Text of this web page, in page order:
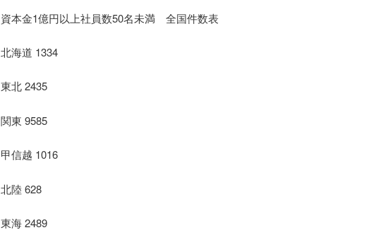
資本金1億円以上社員数50名未満 全国件数表
北海道 1334
東北 2435
関東 9585
甲信越 1016
北陸 628
東海 2489